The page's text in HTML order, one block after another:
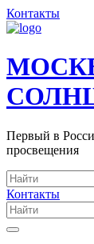
Контакты
Первый в
просвещения
Контакты